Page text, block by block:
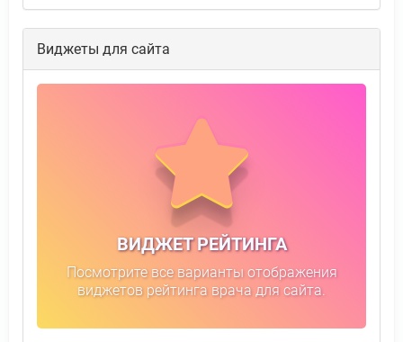
Виджеты для сайта
ВИДЖЕТ РЕЙТИНГА
Посмотрите все варианты отображения
виджетов рейтинга врача для сайта.